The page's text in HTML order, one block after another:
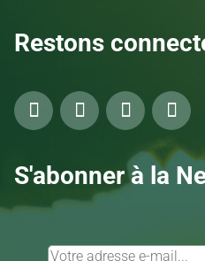
Restons
S'abonner à la